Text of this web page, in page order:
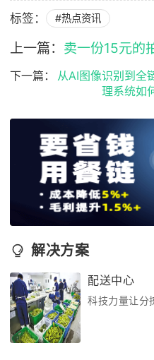
标签： #热点资讯
上一篇：
下一篇：
从AI图像识别到全
理系统如
解决方案
配送中心
科技力量让分